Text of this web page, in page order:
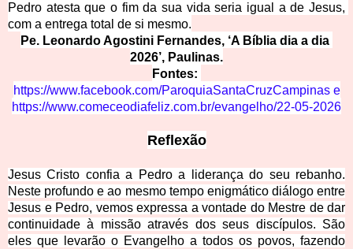
Pedro atesta que o fim da sua vida seria igual a de Jesus,
com a entrega total de si mesmo.
Pe. Leonardo Agostini Fernandes, ‘A Bíblia dia a dia
2026’, Paulinas.
Fontes:
https://www.facebook.com/ParoquiaSantaCruzCampinase
https://www.comeceodiafeliz.com.br/evangelho/22-05-2026
Reflexão
Jesus Cristo confia a Pedro a liderança do seu rebanho.
Neste profundo e ao mesmo tempo enigmático diálogo entre
Jesus e Pedro, vemos expressa a vontade do Mestre de dar
continuidade à missão através dos seus discípulos. São
eles que levarão o Evangelho a todos os povos, fazendo